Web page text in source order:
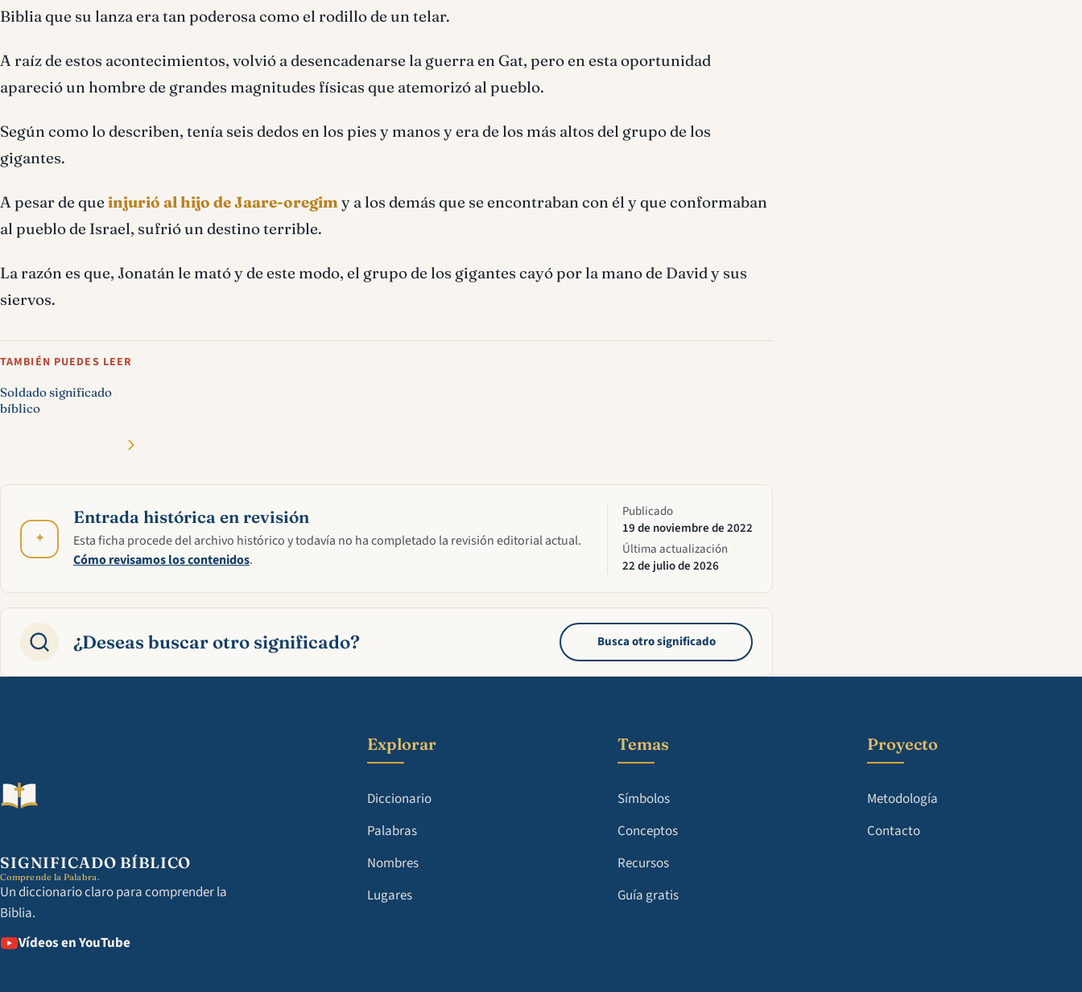
Biblia que su lanza era tan poderosa como el rodillo de un telar.
A raíz de estos acontecimientos, volvió a desencadenarse la guerra en Gat, pero en esta oportunidad
apareció un hombre de grandes magnitudes físicas que atemorizó al pueblo.
Según como lo describen, tenía seis dedos en los pies y manos y era de los más altos del grupo de los
gigantes.
A pesar de que injurió al hijo de Jaare-oregimy a los demás que se encontraban con él y que conformaban
al pueblo de Israel, sufrió un destino terrible.
La razón es que, Jonatán le mató y de este modo, el grupo de los gigantes cayó por la mano de David y sus
siervos.
TAMBIÉN PUEDES LEER
Soldado significado
bíblico
✦
Entrada histórica en revisión
Esta ficha procede del archivo histórico y todavía no ha completado la revisión editorial actual.
Cómo revisamos los contenidos.
Publicado
19 de noviembre de 2022
Última actualización
22 de julio de 2026
¿Deseas buscar otro significado? Busca otro significado
SIGNIFICADO BÍBLICO
Comprende la Palabra.
Un diccionario claro para comprender la
Biblia.
Vídeos en YouTube
Explorar
Diccionario
Palabras
Nombres
Lugares
Temas
Símbolos
Conceptos
Recursos
Guía gratis
Proyecto
Metodología
Contacto